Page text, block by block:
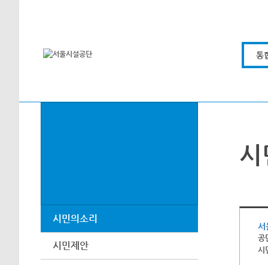
통
시민의소리
시민제안
서
공
시